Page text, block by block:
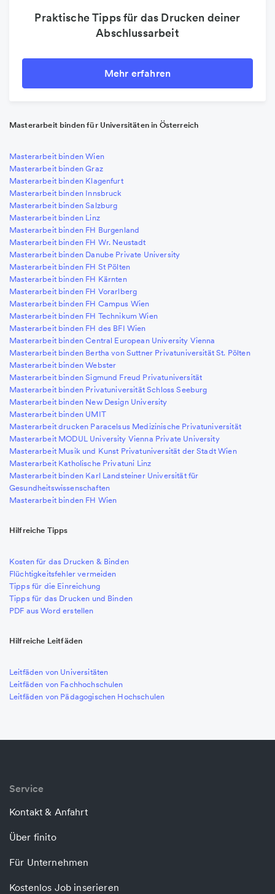
Praktische Tipps für das Drucken deiner
Abschlussarbeit
Mehr erfahren
Masterarbeit binden für Universitäten in Österreich
Masterarbeit binden Wien
Masterarbeit binden Graz
Masterarbeit binden Klagenfurt
Masterarbeit binden Innsbruck
Masterarbeit binden Salzburg
Masterarbeit binden Linz
Masterarbeit binden FH Burgenland
Masterarbeit binden FH Wr. Neustadt
Masterarbeit binden Danube Private University
Masterarbeit binden FH St Pölten
Masterarbeit binden FH Kärnten
Masterarbeit binden FH Vorarlberg
Masterarbeit binden FH Campus Wien
Masterarbeit binden FH Technikum Wien
Masterarbeit binden FH des BFI Wien
Masterarbeit binden Central European University Vienna
Masterarbeit binden Bertha von Suttner Privatuniversität St. Pölten
Masterarbeit binden Webster
Masterarbeit binden Sigmund Freud Privatuniversität
Masterarbeit binden Privatuniversität Schloss Seeburg
Masterarbeit binden New Design University
Masterarbeit binden UMIT
Masterarbeit drucken Paracelsus Medizinische Privatuniversität
Masterarbeit MODUL University Vienna Private University
Masterarbeit Musik und Kunst Privatuniversität der Stadt Wien
Masterarbeit Katholische Privatuni Linz
Masterarbeit binden Karl Landsteiner Universität für
Gesundheitswissenschaften
Masterarbeit binden FH Wien
Hilfreiche Tipps
Kosten für das Drucken & Binden
Flüchtigkeitsfehler vermeiden
Tipps für die Einreichung
Tipps für das Drucken und Binden
PDF aus Word erstellen
Hilfreiche Leitfäden
Leitfäden von Universitäten
Leitfäden von Fachhochschulen
Leitfäden von Pädagogischen Hochschulen
Service
Kontakt & Anfahrt
Über finito
Für Unternehmen
Kostenlos Job inserieren